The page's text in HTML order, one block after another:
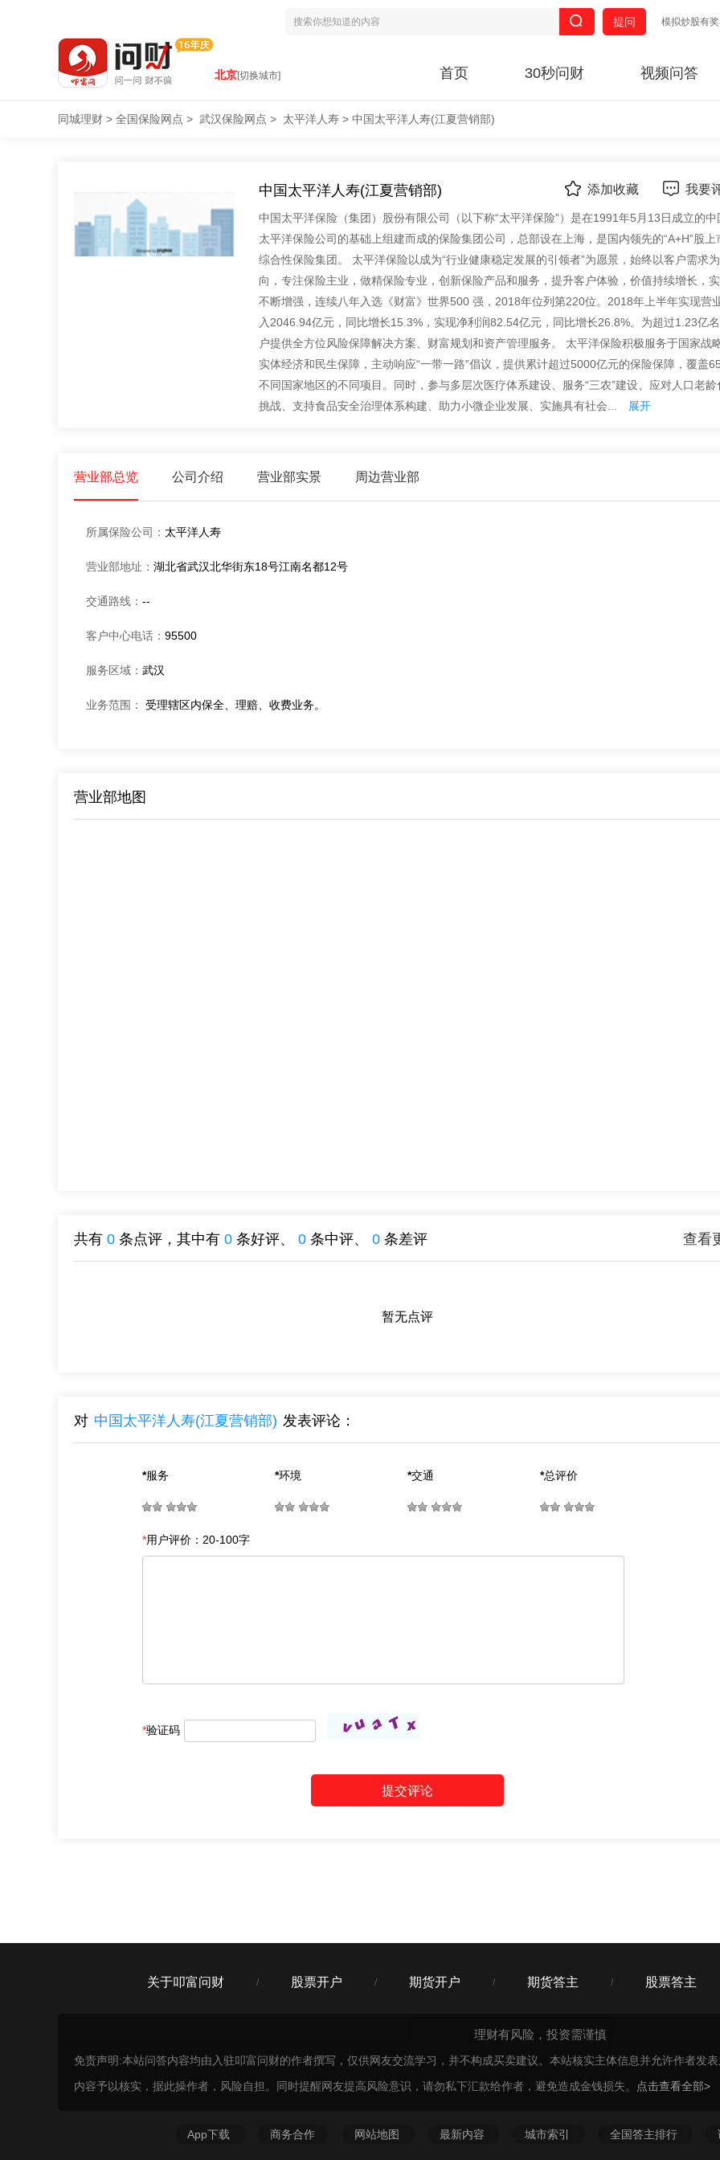
模拟炒股有
提问
北京[切换城市] 首页 30秒问财 视频问答
同城理财 > 全国保险网点 > 武汉保险网点 > 太平洋人寿 > 中国太平洋人寿(江夏营销部)
中国太平洋人寿(江夏营销部) 我要
添加收藏
中国太平洋保险（集团）股份有限公司（以下称“太平洋保险”）是在1991年5月13日成立的中
太平洋保险公司的基础上组建而成的保险集团公司，总部设在上海，是国内领先的“A+H”股上
综合性保险集团。 太平洋保险以成为“行业健康稳定发展的引领者”为愿景，始终以客户需求
向，专注保险主业，做精保险专业，创新保险产品和服务，提升客户体验，价值持续增长，
不断增强，连续八年入选《财富》世界500 强，2018年位列第220位。2018年上半年实现营
入2046.94亿元，同比增长15.3%，实现净利润82.54亿元，同比增长26.8%。为超过1.23亿
户提供全方位风险保障解决方案、财富规划和资产管理服务。 太平洋保险积极服务于国家战
实体经济和民生保障，主动响应“一带一路”倡议，提供累计超过5000亿元的保险保障，覆盖
不同国家地区的不同项目。同时，参与多层次医疗体系建设、服务“三农”建设、应对人口老龄
挑战、支持食品安全治理体系构建、助力小微企业发展、实施具有社会...
展开
营业部总览 公司介绍 营业部实景 周边营业部
所属保险公司： 太平洋人寿
营业部地址： 湖北省武汉北华街东18号江南名都12号
交通路线： --
客户中心电话： 95500
服务区域： 武汉
业务范围： 受理辖区内保全、理赔、收费业务。
营业部地图
共有 0 条点评，其中有 0 条好评、 0 条中评、 0 条差评 查看
暂无点评
对 中国太平洋人寿(江夏营销部) 发表评论：
*服务 *环境 *交通 *总评价
*用户评价：20-100字
*验证码
关于叩富问财 / 股票开户 / 期货开户 / 期货答主 / 股票答主
理财有风险，投资需谨慎
免责声明:本站问答内容均由入驻叩富问财的作者撰写，仅供网友交流学习，并不构成买卖建议。本站核实主体信息并允许作者发
内容予以核实，据此操作者，风险自担。同时提醒网友提高风险意识，请勿私下汇款给作者，避免造成金钱损失。
点击查看全部>
App下载 商务合作 网站地图 最新内容 城市索引 全国答主排行